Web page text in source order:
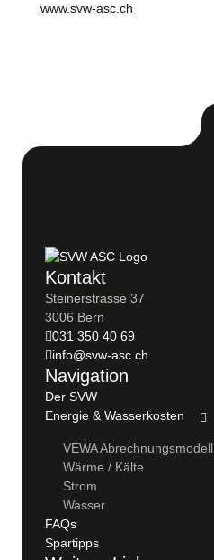
www.svw-asc.ch
Kontakt
Steinerstrasse 37
3006 Bern
031 350 40 69
info@svw-asc.ch
Navigation
Der SVW
Energie & Wasserkosten
VEWA Abrechnungsmodell
Wärme / Kälte
Strom
Wasser
FAQs
Spartipps